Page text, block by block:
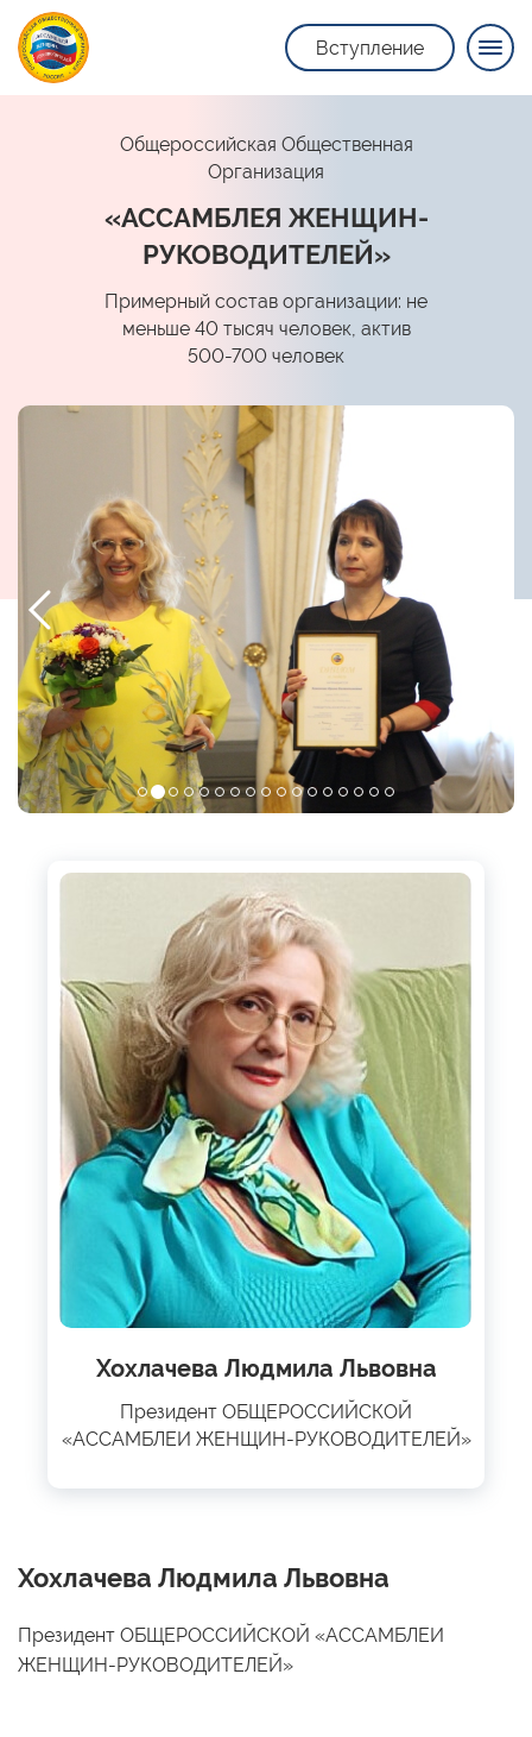
Вступление
Общероссийская Общественная
Организация
«АССАМБЛЕЯ ЖЕНЩИН-
РУКОВОДИТЕЛЕЙ»
Примерный состав организации: не
меньше 40 тысяч человек, актив
500-700 человек
Хохлачева Людмила Львовна
Президент ОБЩЕРОССИЙСКОЙ
«АССАМБЛЕИ ЖЕНЩИН-РУКОВОДИТЕЛЕЙ»
Хохлачева Людмила Львовна
Президент ОБЩЕРОССИЙСКОЙ «АССАМБЛЕИ
ЖЕНЩИН-РУКОВОДИТЕЛЕЙ»